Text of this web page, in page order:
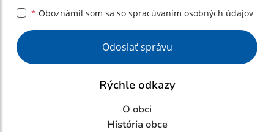
* Oboznámil som sa so spracúvaním osobných údajov
Google reCaptcha Response
Odoslať správu
Rýchle odkazy
O obci
História obce